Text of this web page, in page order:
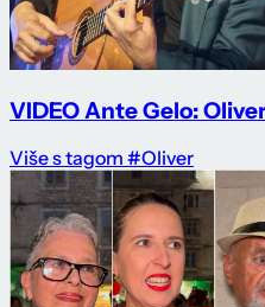
VIDEO Ante Gelo:
Više s tagom #Oliver